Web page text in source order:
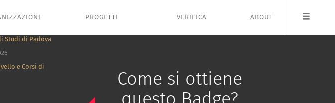
PROGETTI VERIFICA ABOUT
Studi di Padova
e Corsi di
Come si ottiene
questo Badge?